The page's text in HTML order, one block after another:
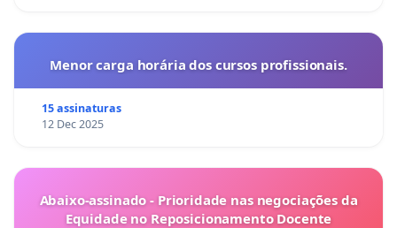
Menor carga horária dos cursos profissionais.
15 assinaturas
12 Dec 2025
Abaixo-assinado - Prioridade nas negociações da
Equidade no Reposicionamento Docente